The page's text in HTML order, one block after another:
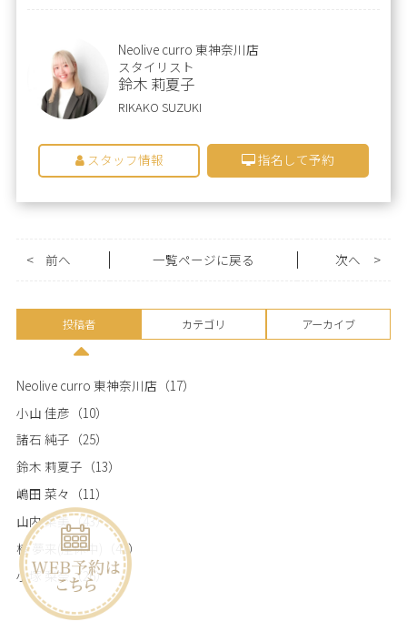
Neolive curro 東神奈川店
スタイリスト
鈴木 莉夏子
RIKAKO SUZUKI
スタッフ情報 指名して予約
< 前へ 一覧ページに戻る >
次へ
投稿者 カテゴリ アーカイブ
Neolive curro 東神奈川店 （17）
小山 佳彦 （10）
諸石 純子 （25）
鈴木 莉夏子 （13）
嶋田 菜々 （11）
山内 菜美（43）
椿 夢来(産休中)
（41）
小塚 梨奈（26）